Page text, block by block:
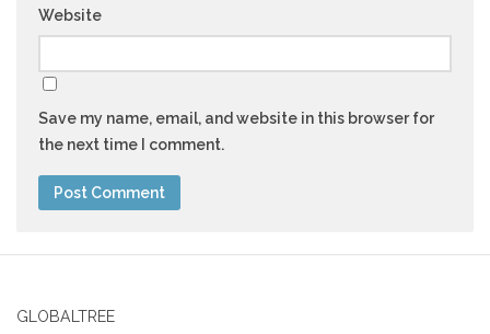
Website
Save my name, email, and website in this browser for
the next time I comment.
GLOBALTREE